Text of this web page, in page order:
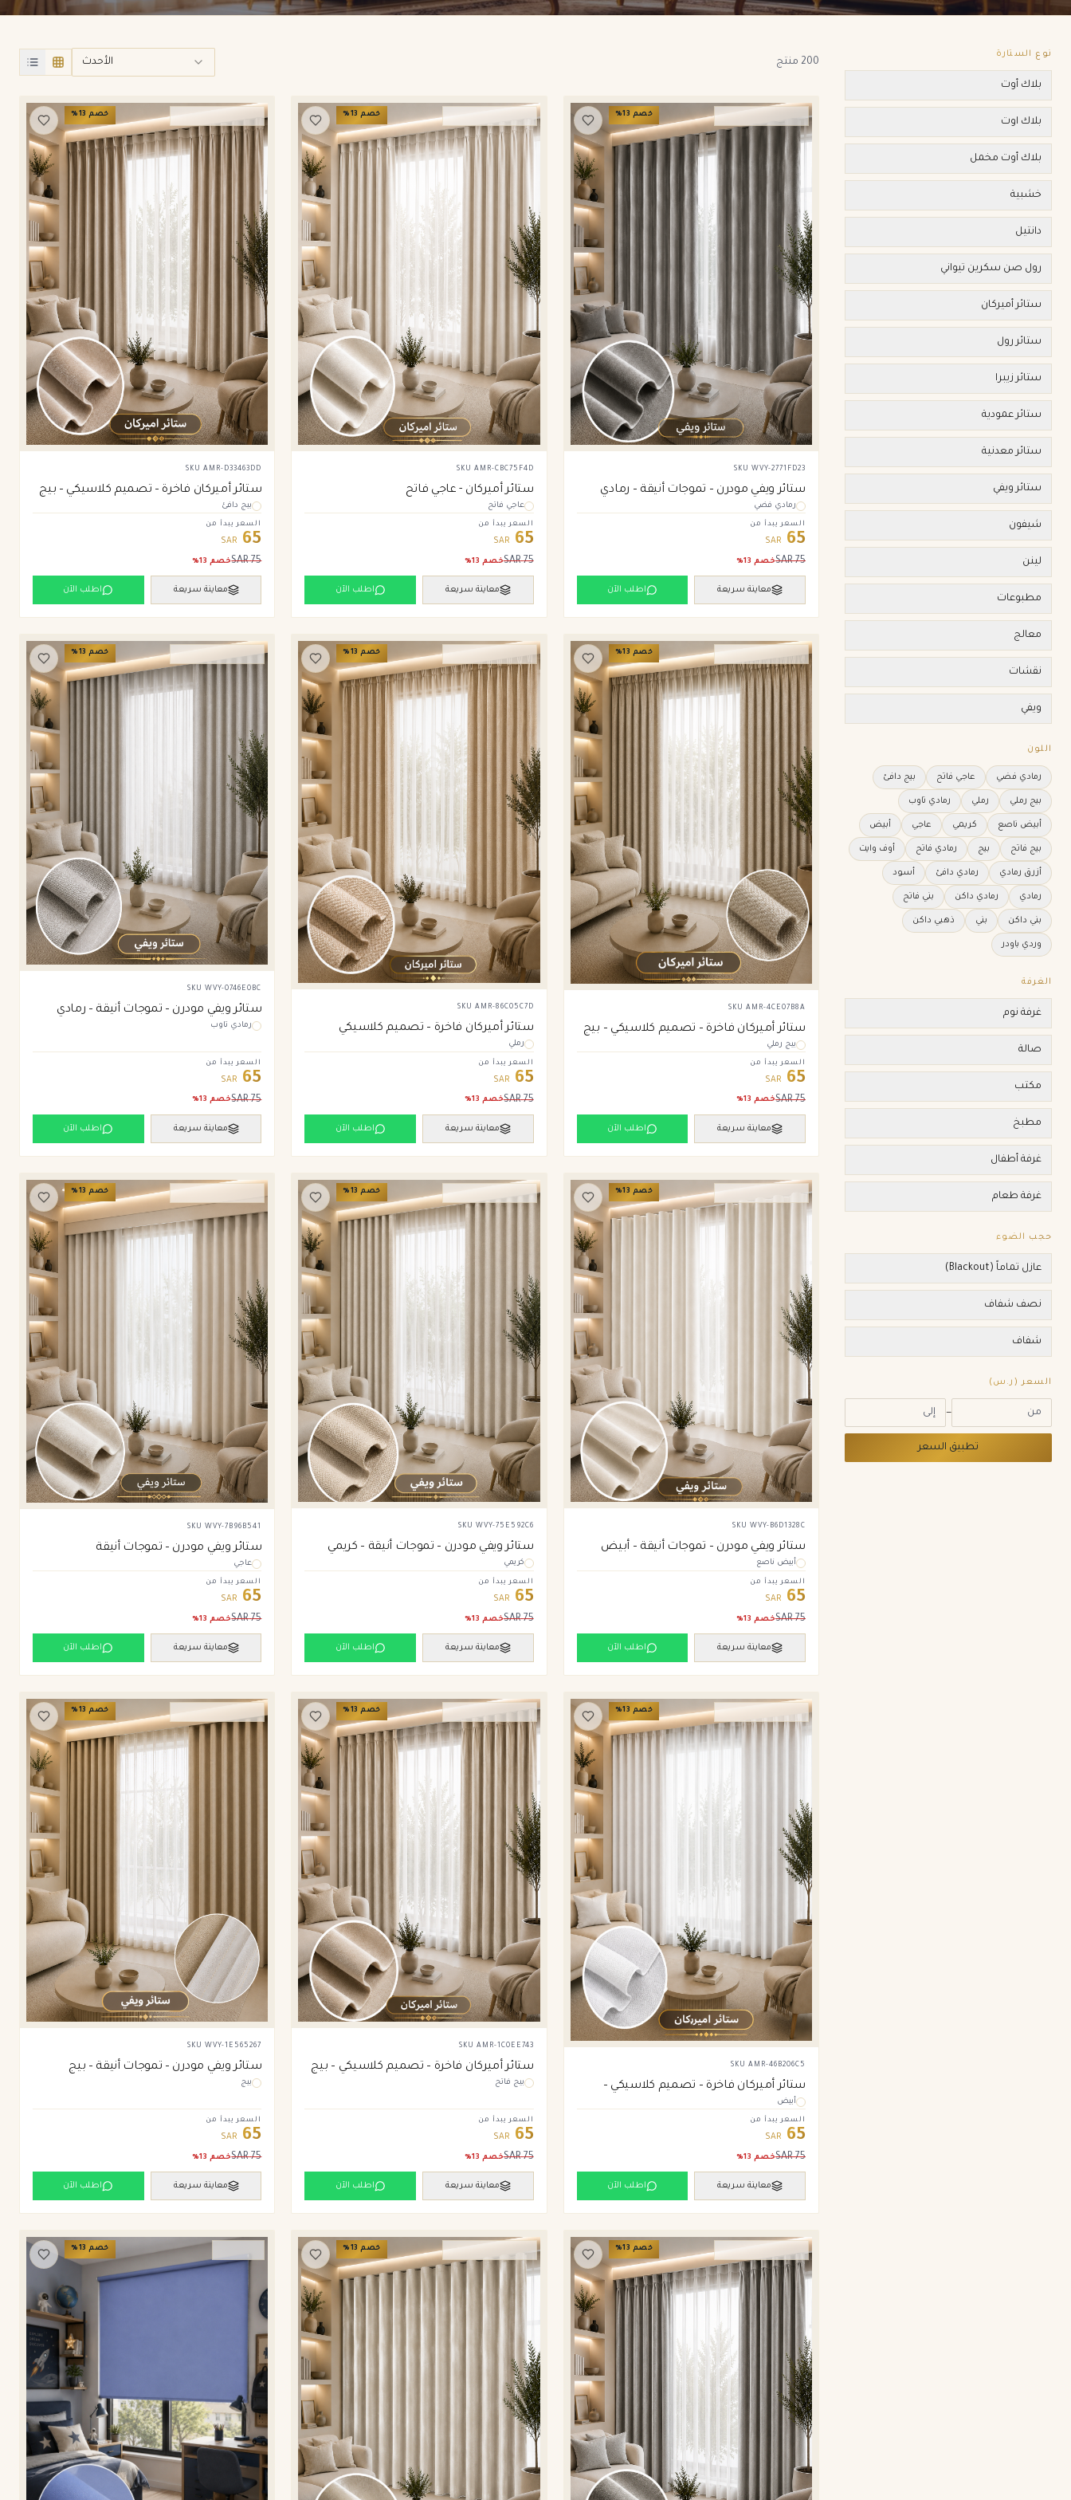
فلاتر المنتجات
نوع الستارة
بلاك أوت
بلاك اوت
بلاك أوت مخمل
خشبية
دانتيل
رول صن سكرين تيواني
ستائر أميركان
ستائر رول
ستائر زيبرا
ستائر عمودية
ستائر معدنية
ستائر ويفي
شيفون
لينن
مطبوعات
معالج
نقشات
ويفي
اللون
رمادي فضي عاجي فاتح بيج دافئ
بيج رملي رملي رمادي تاوب
أبيض ناصع كريمي عاجي أبيض
بيج فاتح بيج رمادي فاتح أوف وايت
أزرق رمادي رمادي دافئ أسود
رمادي رمادي داكن بني فاتح
بني داكن بني ذهبي داكن
وردي باودر
الغرفة
غرفة نوم
صالة
مكتب
مطبخ
غرفة أطفال
غرفة طعام
حجب الضوء
عازل تماماً (Blackout)
نصف شفاف
شفاف
السعر (ر.س)
—
تطبيق السعر
نتائج المنتجات
200 منتج الأحدث
خصم 13
%
SKU WVY-2771FD23
ستائر ويفي مودرن – تموجات أنيقة – رمادي
فضي
رمادي فضي
السعر يبدأ من
65
SAR
75
SARخصم 13
%
معاينة سريعة اطلب الآن
خصم 13
%
SKU AMR-CBC75F4D
ستائر أميركان - عاجي فاتح
عاجي فاتح
السعر يبدأ من
65
SAR
75
SARخصم 13
%
معاينة سريعة اطلب الآن
خصم 13
%
SKUAMR-D33463DD
ستائر أميركان فاخرة – تصميم كلاسيكي – بيج
بيج دافئ
السعر يبدأ من
65
SAR
75
SARخصم 13
%
معاينة سريعة اطلب الآن
ستائر ويفي وامريكان خصم 13
%
SKU AMR-4CE07B8A
ستائر أميركان فاخرة – تصميم كلاسيكي – بيج
بيج رملي
السعر يبدأ من
65
SAR
75
SARخصم 13
%
معاينة سريعة اطلب الآن
ستائر ويفي وامريكان خصم 13
%
SKU AMR-86C05C7D
ستائر أميركان فاخرة – تصميم كلاسيكي
رملي
السعر يبدأ من
65
SAR
75
SARخصم 13
%
معاينة سريعة اطلب الآن
ستائر ويفي وامريكان خصم 13
%
SKU WVY-0746E0BC
ستائر ويفي مودرن – تموجات أنيقة – رمادي
تاوب
رمادي تاوب
السعر يبدأ من
65
SAR
75
SARخصم 13
%
معاينة سريعة اطلب الآن
خصم 13
%
SKU WVY-B6D1328C
ستائر ويفي مودرن – تموجات أنيقة – أبيض
أبيض ناصع
السعر يبدأ من
65
SAR
75
SARخصم 13
%
معاينة سريعة اطلب الآن
خصم 13
%
SKU WVY-75E592C6
ستائر ويفي مودرن – تموجات أنيقة – كريمي
كريمي
السعر يبدأ من
65
SAR
75
SARخصم 13
%
معاينة سريعة اطلب الآن
خصم 13
%
SKU WVY-7B96B541
ستائر ويفي مودرن – تموجات أنيقة
عاجي
السعر يبدأ من
65
SAR
75
SARخصم 13
%
معاينة سريعة اطلب الآن
خصم 13
%
SKU AMR-46B206C5
ستائر أميركان فاخرة – تصميم كلاسيكي –
أبيض
أبيض
السعر يبدأ من
65
SAR
75
SARخصم 13
%
معاينة سريعة اطلب الآن
ستائر ويفي وامريكان خصم 13
%
SKU AMR-1C0EE743
ستائر أميركان فاخرة – تصميم كلاسيكي – بيج
فاتحبيج فاتح
السعر يبدأ من
65
SAR
75
SARخصم 13
%
معاينة سريعة اطلب الآن
خصم 13
%
SKU WVY-1E565267
ستائر ويفي مودرن – تموجات أنيقة – بيج
بيج
السعر يبدأ من
65
SAR
75
SARخصم 13
%
معاينة سريعة اطلب الآن
خصم 13
% خصم 13
% خصم 13
%